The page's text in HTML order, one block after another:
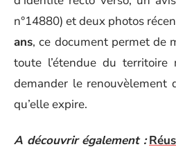
n°14880) et deux photos
ans, ce document permet de
toute l’étendue du territoire
demander le renouvèlement
qu’elle expire.
A découvrir également :